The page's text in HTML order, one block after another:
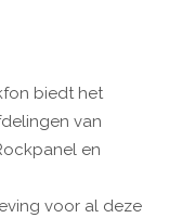
biedt het
van
en
voor al deze